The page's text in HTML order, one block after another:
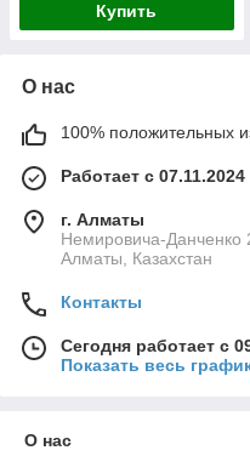
Купить
О нас
100% положительных
Работает с 07.11.2024
г. Алматы
Немировича-Данченко
Алматы, Казахстан
Контакты
Сегодня работает с
Показать весь
О нас